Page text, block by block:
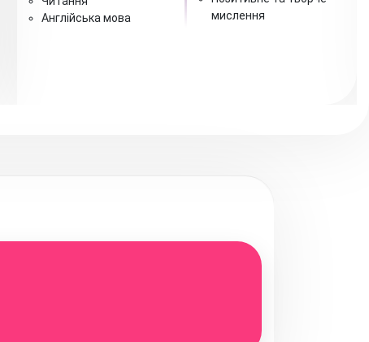
Англійська мова
мислення